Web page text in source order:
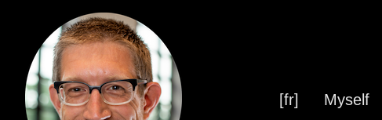
[fr] Myself